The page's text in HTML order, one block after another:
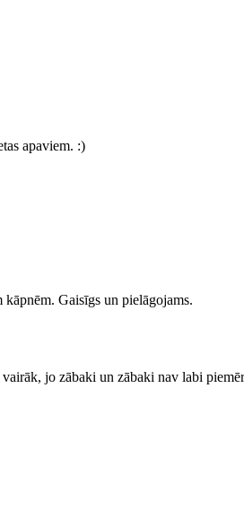
apaviem. :)
Gaisīgs un pielāgojams.
jo zābaki un zābaki nav labi